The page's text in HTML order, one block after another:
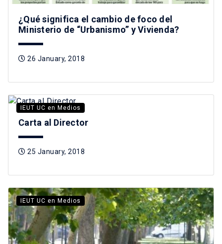
¿Qué significa el cambio de foco del
Ministerio de “Urbanismo” y Vivienda?
26 January, 2018
IEUT UC en Medios
Carta al Director
25 January, 2018
IEUT UC en Medios